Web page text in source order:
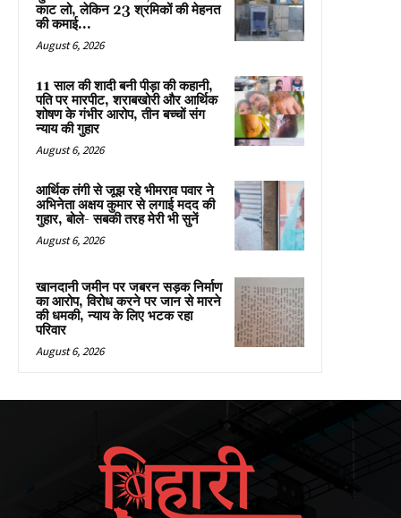
काट लो, लेकिन 23 श्रमिकों की मेहनत
की कमाई...
August 6, 2026
11 साल की शादी बनी पीड़ा की कहानी,
पति पर मारपीट, शराबखोरी और आर्थिक
शोषण के गंभीर आरोप, तीन बच्चों संग
न्याय की गुहार
August 6, 2026
आर्थिक तंगी से जूझ रहे भीमराव पवार ने
अभिनेता अक्षय कुमार से लगाई मदद की
गुहार, बोले- सबकी तरह मेरी भी सुनें
August 6, 2026
खानदानी जमीन पर जबरन सड़क निर्माण
का आरोप, विरोध करने पर जान से मारने
की धमकी, न्याय के लिए भटक रहा
परिवार
August 6, 2026